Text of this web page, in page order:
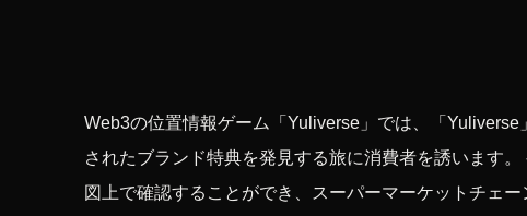
Web3の位置情報ゲーム「Yuliverse」では、「
されたブランド特典を発見する旅に消費者を誘います
図上で確認することができ、スーパーマーケットチェ